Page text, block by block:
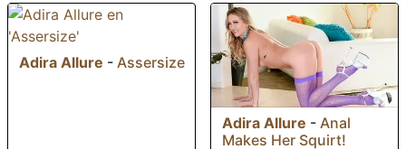
Adira Allure - Assersize
Adira Allure - Anal
Makes Her Squirt!